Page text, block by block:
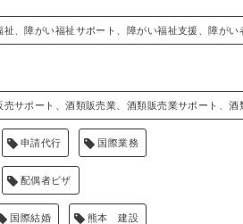
祉、障がい福祉サポート、障がい福祉支援、障がい
売サポート、酒類販売業、酒類販売業サポート、
申請代行 国際業務
配偶者ビザ
国際結婚 熊本 建設